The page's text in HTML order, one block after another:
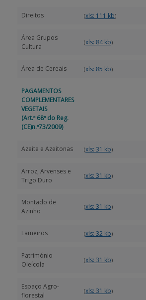
Direitos (xls: 111 kb)
Área Grupos
Cultura
(xls: 84 kb)
Área de Cereais (xls: 85 kb)
PAGAMENTOS
COMPLEMENTARES
VEGETAIS
(Art.º 68º do Reg.
(CE)n.º73/2009)
Azeite e Azeitonas (xls: 31 kb)
Arroz, Arvenses e
Trigo Duro
(xls: 31 kb)
Montado de
Azinho
(xls: 31 kb)
Lameiros (xls: 32 kb)
Património
Oleícola
(xls: 31 kb)
Espaço Agro-
florestal
(xls: 31 kb)